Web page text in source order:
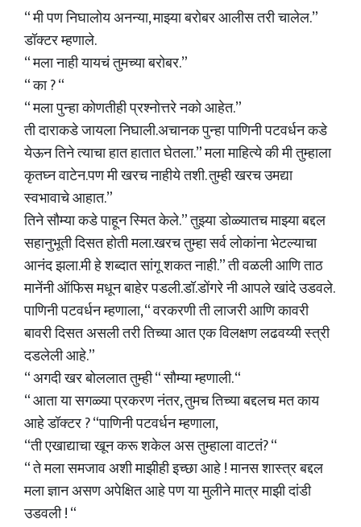
“ मी पण निघालोय अनन्या, माझ्या बरोबर आलीस तरी चालेल.”
डॉक्टर म्हणाले.
“ मला नाही यायचं तुमच्या बरोबर.”
“ का ? “
“ मला पुन्हा कोणतीही प्रश्नोत्तरे नको आहेत.”
ती दाराकडे जायला निघाली.अचानक पुन्हा पाणिनी पटवर्धन कडे
येऊन तिने त्याचा हात हातात घेतला.” मला माहित्ये की मी तुम्हाला
कृतघ्न वाटेन.पण मी खरच नाहीये तशी. तुम्ही खरच उमद्या
स्वभावाचे आहात.”
तिने सौम्या कडे पाहून स्मित केले.” तुझ्या डोळ्यातच माझ्या बद्दल
सहानुभूती दिसत होती मला.खरच तुम्हा सर्व लोकांना भेटल्याचा
आनंद झला.मी हे शब्दात सांगू शकत नाही.” ती वळली आणि ताठ
मानेंनी ऑफिस मधून बाहेर पडली.डॉ.डोंगरे नी आपले खांदे उडवले.
पाणिनी पटवर्धन म्हणाला, “ वरकरणी ती लाजरी आणि कावरी
बावरी दिसत असली तरी तिच्या आत एक विलक्षण लढवय्यी स्त्री
दडलेली आहे.”
“ अगदी खर बोललात तुम्ही “ सौम्या म्हणाली. “
“ आता या सगळ्या प्रकरण नंतर, तुमच तिच्या बद्दलच मत काय
आहे डॉक्टर ? “पाणिनी पटवर्धन म्हणाला,
“ती एखाद्याचा खून करू शकेल अस तुम्हाला वाटतं? “
“ ते मला समजाव अशी माझीही इच्छा आहे ! मानस शास्त्र बद्दल
मला ज्ञान असण अपेक्षित आहे पण या मुलीने मात्र माझी दांडी
उडवली ! “